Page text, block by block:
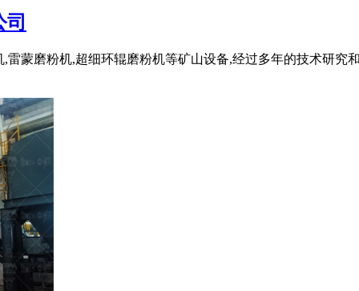
蒙磨粉机,超细环辊磨粉机等矿山设备,经过多年的技术研究